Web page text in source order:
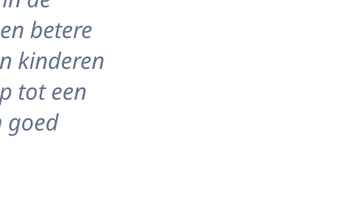
betere
kinderen
tot een
goed